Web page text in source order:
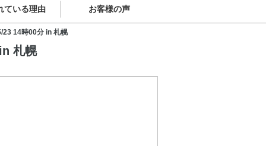
ている理由 お客様の声
23 14時00分 in 札幌
札幌